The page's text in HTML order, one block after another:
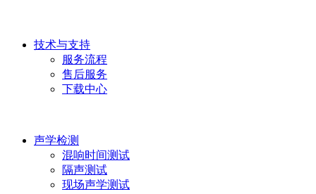
技术与支持
服务流程
售后服务
下载中心
声学检测
混响时间测试
隔声测试
现场声学测试